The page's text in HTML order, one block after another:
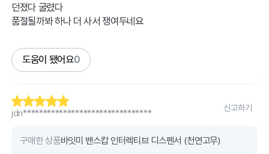
던졌다 굴렸다
품절될까봐 하나 더 사서 쟁여두네요
도움이 됐어요0
jdn********************************
신고하기
구매한 상품바잇미 밴스캅 인터렉티브 디스펜서 (천연고무)